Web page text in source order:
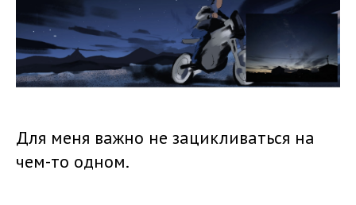
Для меня важно не зацикливаться на
чем-то одном.